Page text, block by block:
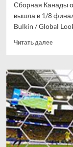
Сборная Канады
вышла в 1/8
Bulkin / Global
Читать далее
Сборная
ЮАР
и
вышла
в
1/8